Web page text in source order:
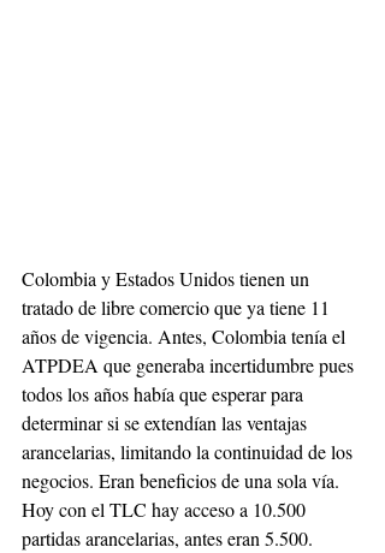
Colombia y Estados Unidos tienen un
tratado de libre comercio que ya tiene 11
años de vigencia. Antes, Colombia tenía el
ATPDEA que generaba incertidumbre pues
todos los años había que esperar para
determinar si se extendían las ventajas
arancelarias, limitando la continuidad de los
negocios. Eran beneficios de una sola vía.
Hoy con el TLC hay acceso a 10.500
partidas arancelarias, antes eran 5.500.